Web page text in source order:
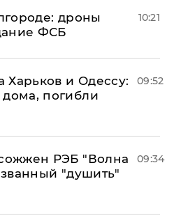
дроны
ФСБ
10:21
Харьков и Одессу:
погибли
09:52
РЭБ "Волна
"душить"
09:34